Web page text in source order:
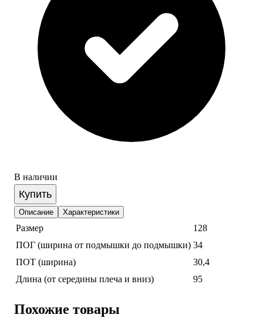
В наличии
Купить
Описание Характеристики
Размер
128
ПОГ (ширина от подмышки до подмышки) 34
ПОТ (ширина)
30,4
Длина (от середины плеча и вниз)
95
Похожие товары